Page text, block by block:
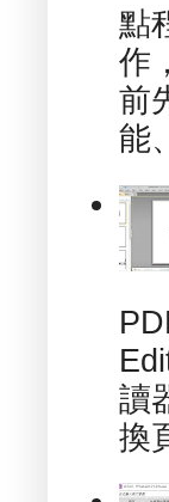
點
作
前
能
讀
換